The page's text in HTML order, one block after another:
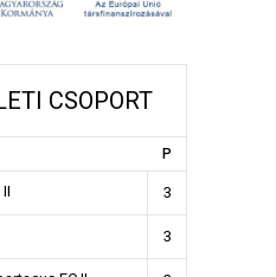
CSOPORT
P
3
3